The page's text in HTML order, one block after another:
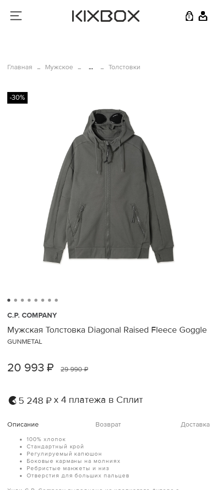
0
Главная Мужское ... Толстовки
-30%
C.P. COMPANY
Мужская Толстовка Diagonal Raised Fleece Goggle
GUNMETAL
20 993 ₽ 29 990 ₽
5 248 ₽ х 4 платежа в Сплит
Описание Возврат Доставка
100% хлопок
Стандартный крой
Регулируемый капюшон
Боковые карманы на молниях
Ребристые манжеты и низ
Отверстия для больших пальцев